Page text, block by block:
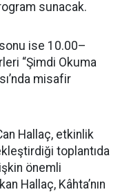
sunacak.
ise 10.00–
“Şimdi Okuma
misafir
Hallaç, etkinlik
toplantıda
önemli
Hallaç, Kâhta’nın